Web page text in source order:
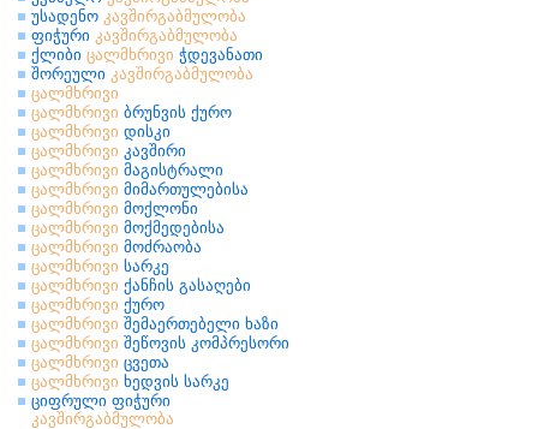
უსადენო კავშირგაბმულობა
ფიჭური კავშირგაბმულობა
ქლიბი ცალმხრივი ჭდევანათი
შორეული კავშირგაბმულობა
ცალმხრივი
ცალმხრივი ბრუნვის ქურო
ცალმხრივი დისკი
ცალმხრივი კავშირი
ცალმხრივი მაგისტრალი
ცალმხრივი მიმართულებისა
ცალმხრივი მოქლონი
ცალმხრივი მოქმედებისა
ცალმხრივი მოძრაობა
ცალმხრივი სარკე
ცალმხრივი ქანჩის გასაღები
ცალმხრივი ქურო
ცალმხრივი შემაერთებელი ხაზი
ცალმხრივი შეწოვის კომპრესორი
ცალმხრივი ცვეთა
ცალმხრივი ხედვის სარკე
ციფრული ფიჭური
კავშირგაბმულობა